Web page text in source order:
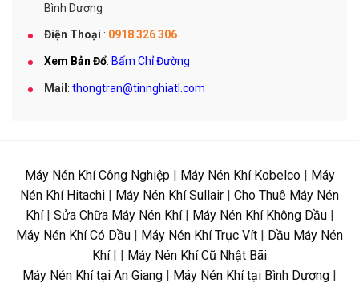
Bình Dương
Điện Thoại : 0918 326 306
Xem Bản Đổ: Bấm Chỉ Đường
Mail : thongtran@tinnghiatl.com
Máy Nén Khí Công Nghiệp| Máy Nén Khí Kobelco| Máy
Nén Khí Hitachi | Máy Nén Khí Sullair | Cho Thuê Máy Nén
Khí| Sửa Chữa Máy Nén Khí| Máy Nén Khí Không Dầu|
Máy Nén Khí Có Dầu | Máy Nén Khí Trục Vít | Dầu Máy Nén
Khí| | Máy Nén Khí Cũ Nhật Bãi
Máy Nén Khí tại An Giang | Máy Nén Khí tại Bình Dương |